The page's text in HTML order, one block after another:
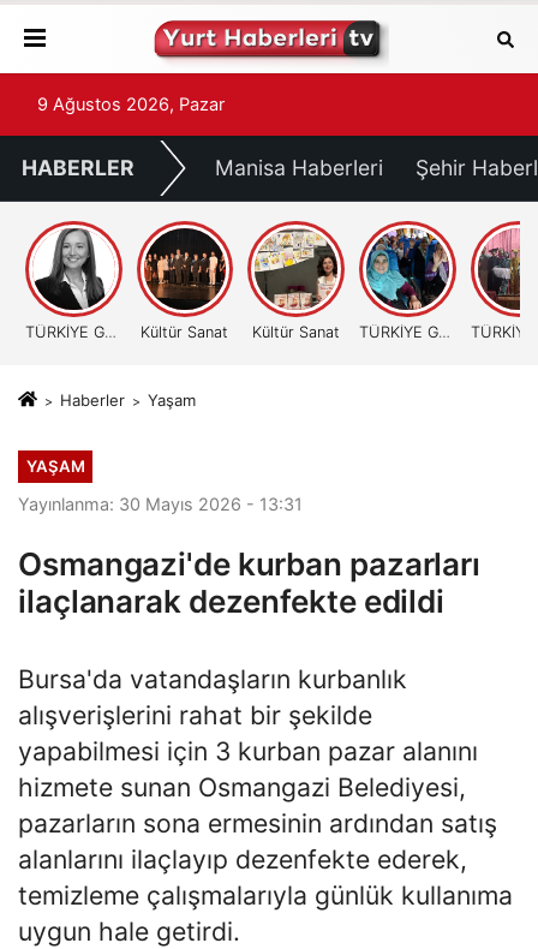
9 Ağustos 2026, Pazar
HABERLER Manisa Haberleri Şehir
TÜRKİYE GÜNDEMİ Kültür Sanat Kültür Sanat TÜRKİYE GÜNDEMİ
Haberler Yaşam
YAŞAM
Yayınlanma: 30 Mayıs 2026 - 13:31
Osmangazi'de kurban pazarları
ilaçlanarak dezenfekte edildi
Bursa'da vatandaşların kurbanlık
alışverişlerini rahat bir şekilde
yapabilmesi için 3 kurban pazar alanını
hizmete sunan Osmangazi Belediyesi,
pazarların sona ermesinin ardından satış
alanlarını ilaçlayıp dezenfekte ederek,
temizleme çalışmalarıyla günlük kullanıma
uygun hale getirdi.